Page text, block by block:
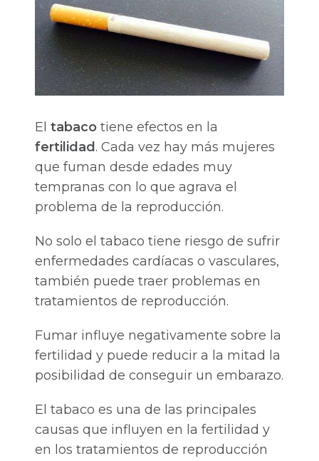
El tabaco tiene efectos en la
fertilidad . Cada vez hay más mujeres
que fuman desde edades muy
tempranas con lo que agrava el
problema de la reproducción.
No solo el tabaco tiene riesgo de sufrir
enfermedades cardíacas o vasculares,
también puede traer problemas en
tratamientos de reproducción.
Fumar influye negativamente sobre la
fertilidad y puede reducir a la mitad la
posibilidad de conseguir un embarazo.
El tabaco es una de las principales
causas que influyen en la fertilidad y
en los tratamientos de reproducción